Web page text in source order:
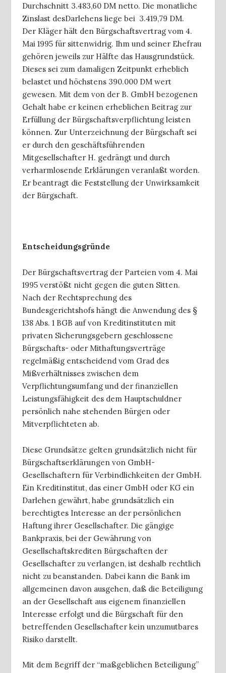
Durchschnitt 3.483,60 DM netto. Die monatliche
Zinslast desDarlehens liege bei 3.419,79 DM.
Der Kläger hält den Bürgschaftsvertrag vom 4.
Mai 1995 für sittenwidrig. Ihm und seiner Ehefrau
gehören jeweils zur Hälfte das Hausgrundstück.
Dieses sei zum damaligen Zeitpunkt erheblich
belastet und höchstens 390.000 DM wert
gewesen. Mit dem von der B. GmbH bezogenen
Gehalt habe er keinen erheblichen Beitrag zur
Erfüllung der Bürgschaftsverpflichtung leisten
können. Zur Unterzeichnung der Bürgschaft sei
er durch den geschäftsführenden
Mitgesellschafter H. gedrängt und durch
verharmlosende Erklärungen veranlaßt worden.
Er beantragt die Feststellung der Unwirksamkeit
der Bürgschaft.
Entscheidungsgründe
Der Bürgschaftsvertrag der Parteien vom 4. Mai
1995 verstößt nicht gegen die guten Sitten.
Nach der Rechtsprechung des
Bundesgerichtshofs hängt die Anwendung des §
138 Abs. 1 BGB auf von Kreditinstituten mit
privaten Sicherungsgebern geschlossene
Bürgschafts- oder Mithaftungsverträge
regelmäßig entscheidend vom Grad des
Mißverhältnisses zwischen dem
Verpflichtungsumfang und der finanziellen
Leistungsfähigkeit des dem Hauptschuldner
persönlich nahe stehenden Bürgen oder
Mitverpflichteten ab.
Diese Grundsätze gelten grundsätzlich nicht für
Bürgschaftserklärungen von GmbH-
Gesellschaftern für Verbindlichkeiten der GmbH.
Ein Kreditinstitut, das einer GmbH oder KG ein
Darlehen gewährt, habe grundsätzlich ein
berechtigtes Interesse an der persönlichen
Haftung ihrer Gesellschafter. Die gängige
Bankpraxis, bei der Gewährung von
Gesellschaftskrediten Bürgschaften der
Gesellschafter zu verlangen, ist deshalb rechtlich
nicht zu beanstanden. Dabei kann die Bank im
allgemeinen davon ausgehen, daß die Beteiligung
an der Gesellschaft aus eigenem finanziellen
Interesse erfolgt und die Bürgschaft für den
betreffenden Gesellschafter kein unzumutbares
Risiko darstellt.
Mit dem Begriff der “maßgeblichen Beteiligung”